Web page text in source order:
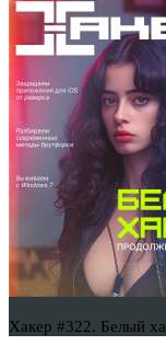
Хакер #322. Белый